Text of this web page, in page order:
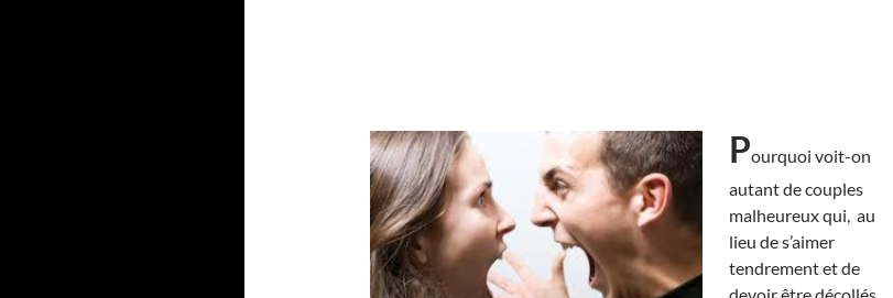
Pourquoi voit-on
autant de couples
malheureux qui, au
lieu de s’aimer
tendrement et de